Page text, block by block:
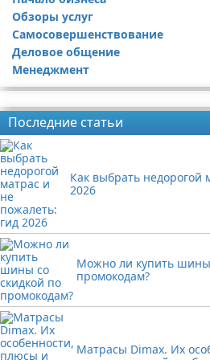
Обзоры услуг
Самосовершенствование
Деловое общение
Менеджмент
Последние статьи
Как выбрать недорогой
2026
Можно ли купить шины
промокодам?
Матрасы Dimax. Их